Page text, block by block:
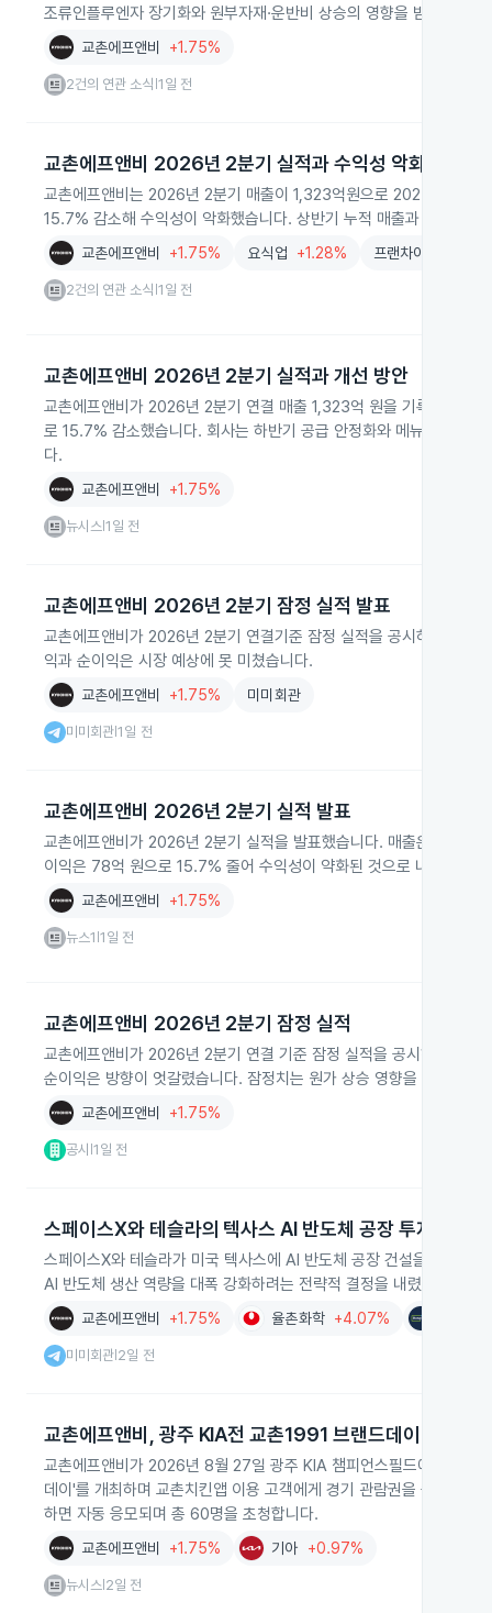
조류인플루엔자 장기화와 원부자재·운반비 상승의 영향을 받았습니다.
교촌에프앤비 +1.75%
2건의 연관 소식 1일 전
교촌에프앤비 2026년 2분기 실적과 수익성 악화
교촌에프앤비는 2026년 2분기 매출이 1,323억원으로 2025년 동기
15.7% 감소해 수익성이 악화했습니다. 상반기 누적 매출과 영업이
교촌에프앤비 +1.75% 요식업 +1.28% 프랜차이즈
2건의 연관 소식 1일 전
교촌에프앤비 2026년 2분기 실적과 개선 방안
교촌에프앤비가 2026년 2분기 연결 매출 1,323억 원을 기록했으나
로 15.7% 감소했습니다. 회사는 하반기 공급 안정화와 메뉴 강화, 글
다.
교촌에프앤비 +1.75%
뉴시스 |1일 전
교촌에프앤비 2026년 2분기 잠정 실적 발표
교촌에프앤비가 2026년 2분기 연결기준 잠정 실적을 공시하며 업계
익과 순이익은 시장 예상에 못 미쳤습니다.
교촌에프앤비 +1.75% 미미회관
미미회관 |1일 전
교촌에프앤비 2026년 2분기 실적 발표
교촌에프앤비가 2026년 2분기 실적을 발표했습니다. 매출은 1,323
이익은 78억 원으로 15.7% 줄어 수익성이 약화된 것으로 나타났습니
교촌에프앤비 +1.75%
뉴스1 |1일 전
교촌에프앤비 2026년 2분기 잠정 실적
교촌에프앤비가 2026년 2분기 연결 기준 잠정 실적을 공시해 분기
순이익은 방향이 엇갈렸습니다. 잠정치는 원가 상승 영향을 반영한 외
교촌에프앤비 +1.75%
공시 |1일 전
스페이스X와 테슬라의 텍사스 AI 반도체 공장 투자
스페이스X와 테슬라가 미국 텍사스에 AI 반도체 공장 건설을 위해
AI 반도체 생산 역량을 대폭 강화하려는 전략적 결정을 내렸습니다.
교촌에프앤비 +1.75% 율촌화학 +4.07%
미미회관 2일 전
교촌에프앤비, 광주 KIA전 교촌1991 브랜드데이
교촌에프앤비가 2026년 8월 27일 광주 KIA 챔피언스필드에서 KIA
데이'를 개최하며 교촌치킨앱 이용 고객에게 경기 관람권을 증정합니
하면 자동 응모되며 총 60명을 초청합니다.
교촌에프앤비 +1.75% 기아 +0.97%
뉴시스 2일 전